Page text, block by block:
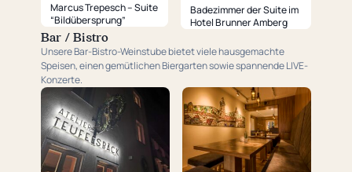
Marcus Trepesch – Suite
“Bildübersprung”
Badezimmer der Suite im
Hotel Brunner Amberg
Bar / Bistro
Unsere Bar-Bistro-Weinstube bietet viele hausgemachte
Speisen, einen gemütlichen Biergarten sowie spannende LIVE-
Konzerte.